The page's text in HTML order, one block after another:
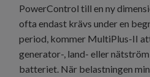
PowerControl till en ny
ofta endast krävs under en
period, kommer MultiPlus-II
generator-, land- eller
batteriet. När belastningen